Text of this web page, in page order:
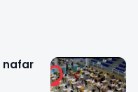
nafar